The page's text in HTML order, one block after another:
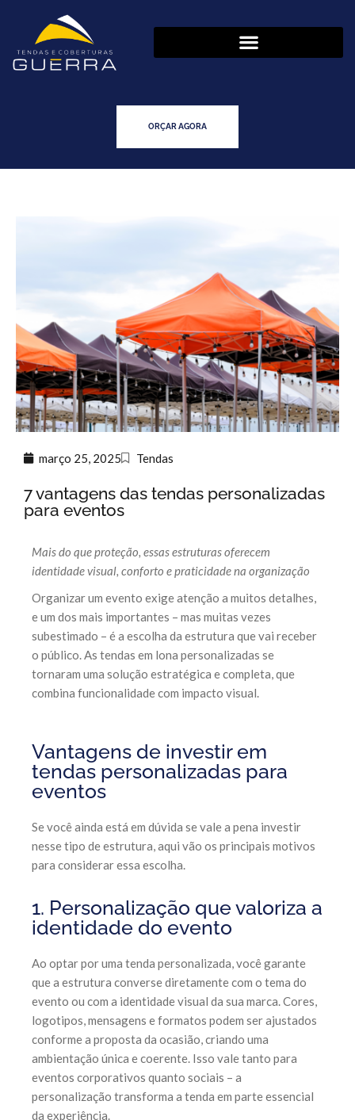
ORÇAR AGORA
março 25, 2025 Tendas
7 vantagens das tendas personalizadas
para eventos
Mais do que proteção, essas estruturas oferecem
identidade visual, conforto e praticidade na organização
Organizar um evento exige atenção a muitos detalhes,
e um dos mais importantes – mas muitas vezes
subestimado – é a escolha da estrutura que vai receber
o público. As tendas em lona personalizadas se
tornaram uma solução estratégica e completa, que
combina funcionalidade com impacto visual.
Vantagens de investir em
tendas personalizadas para
eventos
Se você ainda está em dúvida se vale a pena investir
nesse tipo de estrutura, aqui vão os principais motivos
para considerar essa escolha.
1. Personalização que valoriza a
identidade do evento
Ao optar por uma tenda personalizada, você garante
que a estrutura converse diretamente com o tema do
evento ou com a identidade visual da sua marca. Cores,
logotipos, mensagens e formatos podem ser ajustados
conforme a proposta da ocasião, criando uma
ambientação única e coerente. Isso vale tanto para
eventos corporativos quanto sociais – a
personalização transforma a tenda em parte essencial
da experiência.